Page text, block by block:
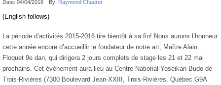
Date: 04/04/2016 By: Raymond Chauret
(English follows)
La période d’activités 2015-2016 tire bientôt à sa fin! Nous aurons l’honneur
cette année encore d’accueillir le fondateur de notre art, Maître Alain
Floquet 9e dan, qui dirigera 2 jours complets de stage les 21 et 22 mai
prochains. Cet événement aura lieu au Centre National Yoseikan Budo de
Trois-Rivières (7300 Boulevard Jean-XXIII, Trois-Rivières, Québec G9A